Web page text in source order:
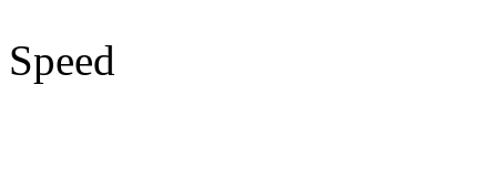
Speed